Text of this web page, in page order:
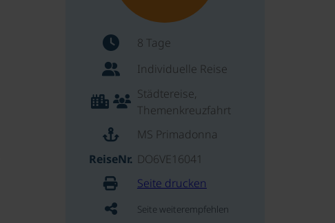
8 Tage
Individuelle Reise
Städtereise,
Themenkreuzfahrt
MS Primadonna
ReiseNr. DO6VE16041
Seite drucken
Seite weiterempfehlen